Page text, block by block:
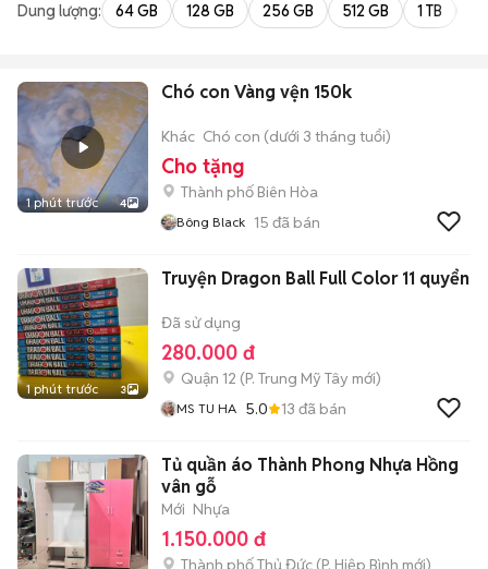
Dung lượng: 64 GB 128 GB 256 GB 512 GB 1 TB
1 phút trước 4
Chó con Vàng vện 150k
Khác Chó con (dưới 3 tháng tuổi)
Cho tặng
Thành phố Biên Hòa
Bông Black 15 đã bán
1 phút trước 3
Truyện Dragon Ball Full Color 11 quyển
Đã sử dụng
280.000 đ
Quận 12 (P. Trung Mỹ Tây mới)
MS TU HA 5.0 13 đã bán
Tủ quần áo Thành Phong Nhựa Hồng
vân gỗ
Mới Nhựa
1.150.000 đ
Thành phố Thủ Đức (P. Hiệp Bình mới)